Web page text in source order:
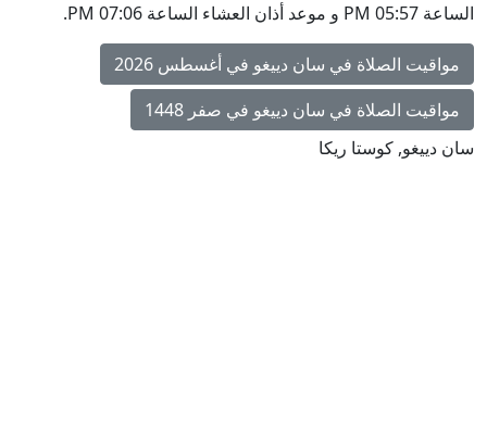
الساعة 05:57 PM و موعد أذان العشاء الساعة 07:06 PM.
مواقيت الصلاة في سان دييغو في أغسطس 2026
مواقيت الصلاة في سان دييغو في صفر 1448
سان دييغو, كوستا ريكا